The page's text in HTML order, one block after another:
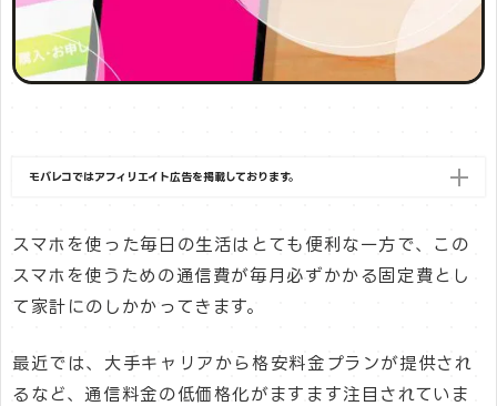
モバレコではアフィリエイト広告を掲載しております。
スマホを使った毎日の生活はとても便利な一方で、この
スマホを使うための通信費が毎月必ずかかる固定費とし
て家計にのしかかってきます。
最近では、大手キャリアから格安料金プランが提供され
るなど、通信料金の低価格化がますます注目されていま